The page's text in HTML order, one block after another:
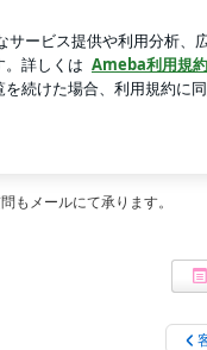
・少人数【自分らし
少人数【自
イベートレッスン。その方
もメールにて承ります。